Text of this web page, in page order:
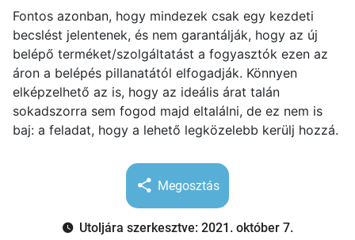
Fontos azonban, hogy mindezek csak egy kezdeti
becslést jelentenek, és nem garantálják, hogy az új
belépő terméket/szolgáltatást a fogyasztók ezen az
áron a belépés pillanatától elfogadják. Könnyen
elképzelhető az is, hogy az ideális árat talán
sokadszorra sem fogod majd eltalálni, de ez nem is
baj: a feladat, hogy a lehető legközelebb kerülj hozzá.
Megosztás
Utoljára szerkesztve: 2021. október 7.